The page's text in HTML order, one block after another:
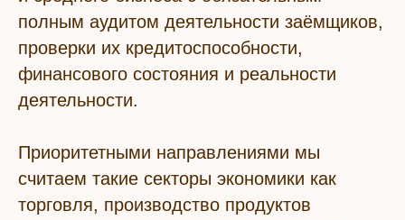
полным аудитом деятельности заёмщиков,
проверки их кредитоспособности,
финансового состояния и реальности
деятельности.
Приоритетными направлениями мы
считаем такие секторы экономики как
торговля, производство продуктов